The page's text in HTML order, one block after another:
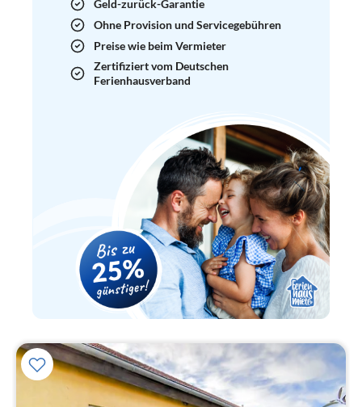
Geld-zurück-Garantie
Ohne Provision und Servicegebühren
Preise wie beim Vermieter
Zertifiziert vom Deutschen
Ferienhausverband